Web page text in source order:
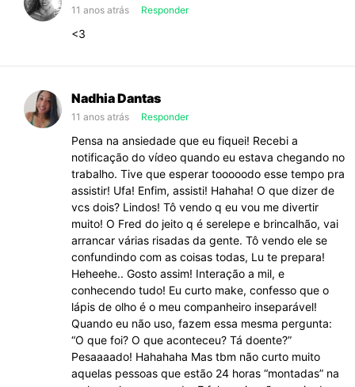
11 anos atrás Responder
<3
Nadhia Dantas
11 anos atrás Responder
Pensa na ansiedade que eu fiquei! Recebi a
notificação do vídeo quando eu estava chegando no
trabalho. Tive que esperar tooooodo esse tempo pra
assistir! Ufa! Enfim, assisti! Hahaha! O que dizer de
vcs dois? Lindos! Tô vendo q eu vou me divertir
muito! O Fred do jeito q é serelepe e brincalhão, vai
arrancar várias risadas da gente. Tô vendo ele se
confundindo com as coisas todas, Lu te prepara!
Heheehe.. Gosto assim! Interação a mil, e
conhecendo tudo! Eu curto make, confesso que o
lápis de olho é o meu companheiro inseparável!
Quando eu não uso, fazem essa mesma pergunta:
“O que foi? O que aconteceu? Tá doente?”
Pesaaaado! Hahahaha Mas tbm não curto muito
aquelas pessoas que estão 24 horas “montadas” na